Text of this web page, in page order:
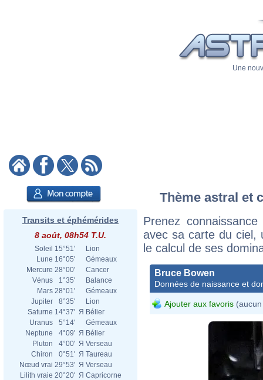
Une
Transits et éphémérides
8 août, 08h54 T.U.
Soleil 15°51'
Lion
Lune 16°05'
Gémeaux
Mercure 28°00'
Cancer
Vénus
1°35'
Balance
Mars 28°01'
Gémeaux
Jupiter
8°35'
Lion
Saturne 14°37' Я Bélier
Uranus
5°14'
Gémeaux
Neptune
4°09' Я Bélier
Pluton
4°00' Я Verseau
Chiron
0°51' Я Taureau
Nœud vrai 29°53' Я Verseau
Lilith vraie 20°20' Я Capricorne
Thème astral et
Prenez
avec sa carte du ciel,
le calcul de ses
Bruce Bowen
Données de naissance et
Ajouter aux favoris